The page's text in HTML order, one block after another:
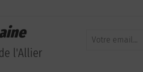
l'Allier